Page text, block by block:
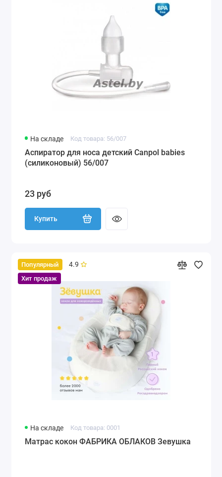
На складе Код товара: 56/007
Аспиратор для носа детский Canpol babies
(силиконовый) 56/007
23 руб
Купить
Популярный
Хит продаж
4.9
На складе Код товара: 0001
Матрас кокон ФАБРИКА ОБЛАКОВ Зевушка